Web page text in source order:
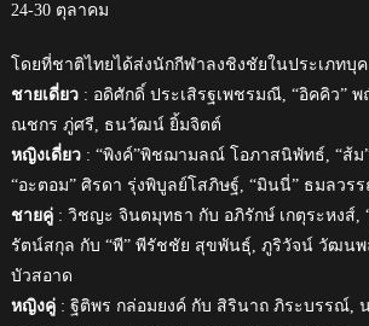
24-30 ตุลาคม
โดยที่ชาติไทยได้ส่งนักกีฬาลงชิงชัยในประเภทบุ
ชายเดี่ยว: อดิศักดิ์ ประเสิรฐเพชรมณี, “อิคคิว”
ณชกร ภู่ศรี, ธนวัฒน์ ยิ้มจิตต์
หญิงเดี่ยว: “พิงค์”พิชฌามลณ์ โอภาสนิพัทธ์, “ส้ม
“อะตอม” ศิรดา รุ่งพิบูลย์โสภิษฐ์, “มินนี่” ธมลวร
ชายคู่: วิชญะ จินตมุทธา กับ อภิรักษ์ เกตุระหงส์,
รัตน์สกุล กับ “พี” พีรัชชัย สุขพันธุ์, ภูริวัจน์ วัฒน
บัวสอาด
หญิงคู่: ฐิติพร กล่อมยงค์ กับ สิรินาถ ภิระบรรณ์,